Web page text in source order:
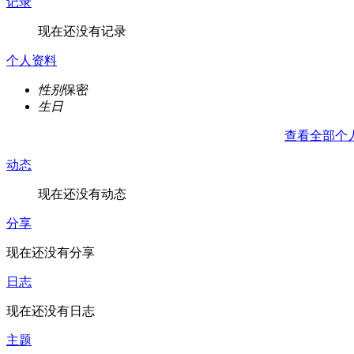
现在还没有记录
个人资料
性别保密
生日
查看全部个
动态
现在还没有动态
分享
现在还没有分享
日志
现在还没有日志
主题